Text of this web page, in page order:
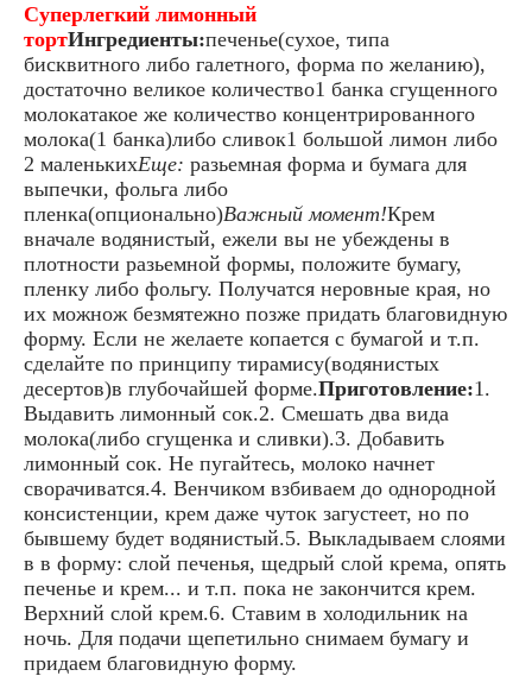
Суперлегкий лимонный
тортИнгредиенты:печенье(сухое, типа
бисквитного либо галетного, форма по желанию),
достаточно великое количество1 банка сгущенного
молокатакое же количество концентрированного
молока(1 банка)либо сливок1 большой лимон либо
2 маленькихЕще: разьемная форма и бумага для
выпечки, фольга либо
пленка(опционально)Важный момент!Крем
вначале водянистый, ежели вы не убеждены в
плотности разьемной формы, положите бумагу,
пленку либо фольгу. Получатся неровные края, но
их можнож безмятежно позже придать благовидную
форму. Если не желаете копается с бумагой и т.п.
сделайте по принципу тирамису(водянистых
десертов)в глубочайшей форме.Приготовление:1.
Выдавить лимонный сок.2. Смешать два вида
молока(либо сгущенка и сливки).3. Добавить
лимонный сок. Не пугайтесь, молоко начнет
сворачиватся.4. Венчиком взбиваем до однородной
консистенции, крем даже чуток загустеет, но по
бывшему будет водянистый.5. Выкладываем слоями
в в форму: слой печенья, щедрый слой крема, опять
печенье и крем... и т.п. пока не закончится крем.
Верхний слой крем.6. Ставим в холодильник на
ночь. Для подачи щепетильно снимаем бумагу и
придаем благовидную форму.